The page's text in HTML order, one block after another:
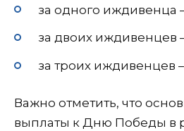
за одного иждивенца
за двоих иждивенцев
за троих иждивенцев
Важно отметить, что
выплаты к Дню Победы в